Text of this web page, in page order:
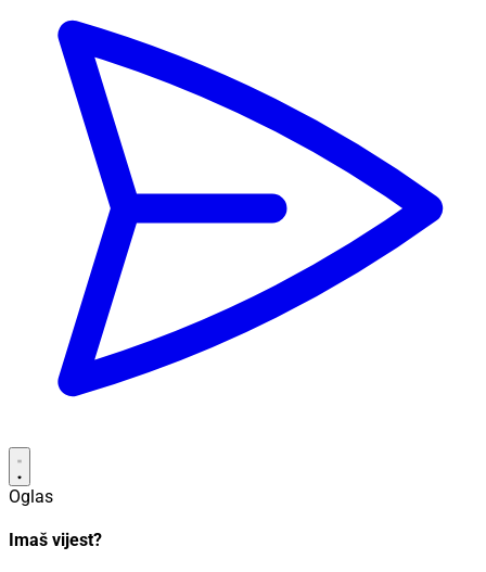
Oglas
Imaš vijest?